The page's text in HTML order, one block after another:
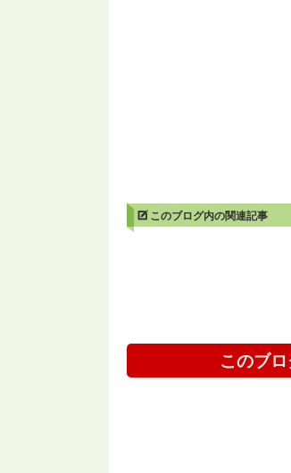
このブログ内の関連記事
このブ